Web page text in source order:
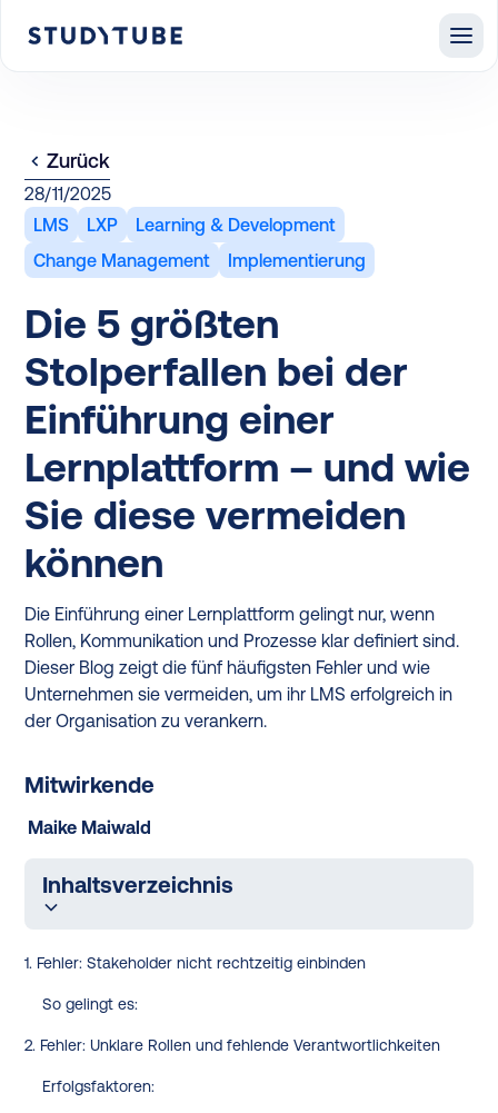
28/11/2025
LMS
LXP
Learning & Development
Change Management
Implementierung
Die 5 größten
Stolperfallen bei der
Einführung einer
Lernplattform – und wie
Sie diese vermeiden
können
Die Einführung einer Lernplattform gelingt nur, wenn
Rollen, Kommunikation und Prozesse klar definiert sind.
Dieser Blog zeigt die fünf häufigsten Fehler und wie
Unternehmen sie vermeiden, um ihr LMS erfolgreich in
der Organisation zu verankern.
Zurück
Mitwirkende
Maike Maiwald
Inhaltsverzeichnis
1. Fehler: Stakeholder nicht rechtzeitig einbinden
So gelingt es:
2. Fehler: Unklare Rollen und fehlende Verantwortlichkeiten
Erfolgsfaktoren: